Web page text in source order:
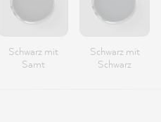
Schwarz mit
Samt
Schwarz mit
Schwarz